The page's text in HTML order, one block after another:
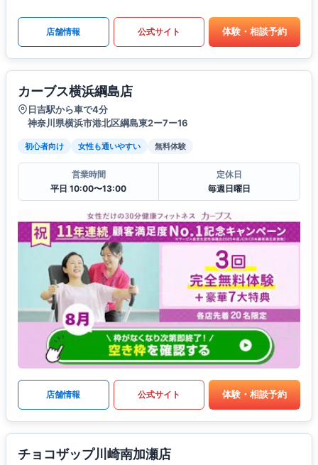
店舗情報 公式サイト 体験・相談予約
カーブス横浜綱島店
日吉駅から車で4分
神奈川県横浜市港北区綱島東2ー7ー16
初心者向け 女性も通いやすい 無料体験
営業時間
平日 10:00〜13:00
定休日
毎週日曜日
店舗情報 公式サイト 体験・相談予約
チョコザップ川崎南加瀬店